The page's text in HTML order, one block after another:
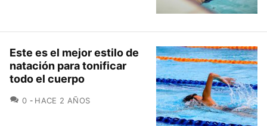
Este es el mejor estilo de
natación para tonificar
todo el cuerpo
0 COMENTARIOS
HACE 2 AÑOS